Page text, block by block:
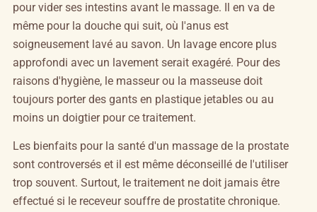
pour vider ses intestins avant le massage. Il en va de
même pour la douche qui suit, où l'anus est
soigneusement lavé au savon. Un lavage encore plus
approfondi avec un lavement serait exagéré. Pour des
raisons d'hygiène, le masseur ou la masseuse doit
toujours porter des gants en plastique jetables ou au
moins un doigtier pour ce traitement.
Les bienfaits pour la santé d'un massage de la prostate
sont controversés et il est même déconseillé de l'utiliser
trop souvent. Surtout, le traitement ne doit jamais être
effectué si le receveur souffre de prostatite chronique.